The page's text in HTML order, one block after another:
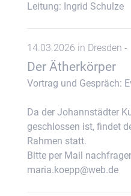
Leitung: Ingrid Schulze
14.03.2026 in Dresden -
Der Ätherkörper
Vortrag und Gespräch:
Da der Johannstädter
geschlossen ist, findet
Rahmen statt.
Bitte per Mail
maria.koepp@web.de